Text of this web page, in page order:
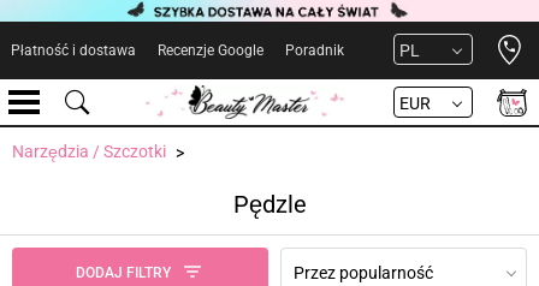
Płatność i dostawa Recenzje Google Poradnik PL
EUR
Narzędzia / Szczotki
Pędzle
DODAJ FILTRY Przez popularność